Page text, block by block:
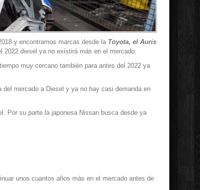
y encontramos marcas desde la Toyota, el Auris
diesel ya no existirá más en el mercado.
muy cercano también para antes del 2022 ya
mercado a Diesel y ya no hay casi demanda en
Por su parte la japonesa Nissan busca desde ya
unos cuantos años más en el mercado antes de